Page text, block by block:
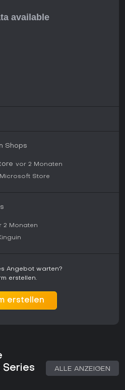
Wer methodische
- besonders, wenn man durch
Einstieg in das Universum
Shops
vor 2 Monaten
Microsoft Store
2 Monaten
Angebot warten?
erstellen.
erstellen
Series
ALLE ANZEIGEN